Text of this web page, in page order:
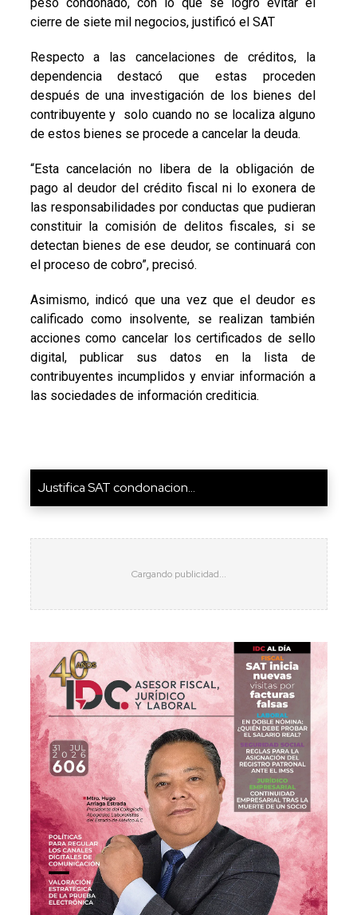
cierre de siete mil negocios, justificó el SAT
Respecto a las cancelaciones de créditos, la
dependencia destacó que estas proceden
después de una investigación de los bienes del
contribuyente y solo cuando no se localiza alguno
de estos bienes se procede a cancelar la deuda.
“Esta cancelación no libera de la obligación de
pago al deudor del crédito fiscal ni lo exonera de
las responsabilidades por conductas que pudieran
constituir la comisión de delitos fiscales, si se
detectan bienes de ese deudor, se continuará con
el proceso de cobro”, precisó.
Asimismo, indicó que una vez que el deudor es
calificado como insolvente, se realizan también
acciones como cancelar los certificados de sello
digital, publicar sus datos en la lista de
contribuyentes incumplidos y enviar información a
las sociedades de información crediticia.
Justifica SAT condonacion...